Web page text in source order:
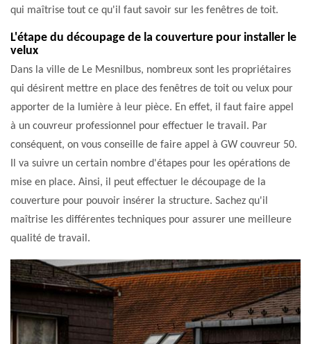
qui maîtrise tout ce qu'il faut savoir sur les fenêtres de toit.
L'étape du découpage de la couverture pour installer le
velux
Dans la ville de Le Mesnilbus, nombreux sont les propriétaires
qui désirent mettre en place des fenêtres de toit ou velux pour
apporter de la lumière à leur pièce. En effet, il faut faire appel
à un couvreur professionnel pour effectuer le travail. Par
conséquent, on vous conseille de faire appel à GW couvreur 50.
Il va suivre un certain nombre d'étapes pour les opérations de
mise en place. Ainsi, il peut effectuer le découpage de la
couverture pour pouvoir insérer la structure. Sachez qu'il
maîtrise les différentes techniques pour assurer une meilleure
qualité de travail.